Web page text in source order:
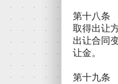
第十八条
取得出让
出让合同
让金。
第十九条